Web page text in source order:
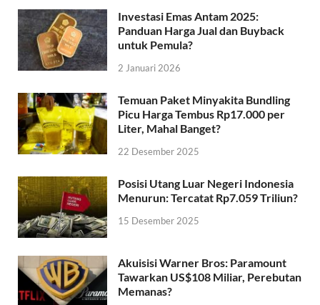
Investasi Emas Antam 2025:
Panduan Harga Jual dan Buyback
untuk Pemula?
2 Januari 2026
Temuan Paket Minyakita Bundling
Picu Harga Tembus Rp17.000 per
Liter, Mahal Banget?
22 Desember 2025
Posisi Utang Luar Negeri Indonesia
Menurun: Tercatat Rp7.059 Triliun?
15 Desember 2025
Akuisisi Warner Bros: Paramount
Tawarkan US$108 Miliar, Perebutan
Memanas?